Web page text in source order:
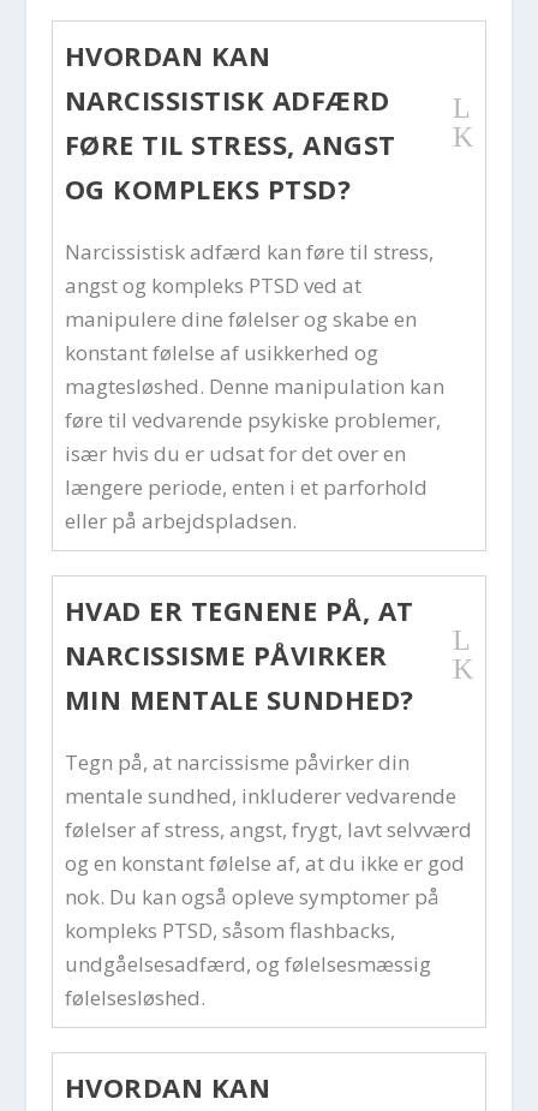
HVORDAN KAN
NARCISSISTISK ADFÆRD
FØRE TIL STRESS, ANGST
OG KOMPLEKS PTSD?
L
K
Narcissistisk adfærd kan føre til stress,
angst og kompleks PTSD ved at
manipulere dine følelser og skabe en
konstant følelse af usikkerhed og
magtesløshed. Denne manipulation kan
føre til vedvarende psykiske problemer,
især hvis du er udsat for det over en
længere periode, enten i et parforhold
eller på arbejdspladsen.
HVAD ER TEGNENE PÅ, AT
NARCISSISME PÅVIRKER
MIN MENTALE SUNDHED?
L
K
Tegn på, at narcissisme påvirker din
mentale sundhed, inkluderer vedvarende
følelser af stress, angst, frygt, lavt selvværd
og en konstant følelse af, at du ikke er god
nok. Du kan også opleve symptomer på
kompleks PTSD, såsom flashbacks,
undgåelsesadfærd, og følelsesmæssig
følelsesløshed.
HVORDAN KAN